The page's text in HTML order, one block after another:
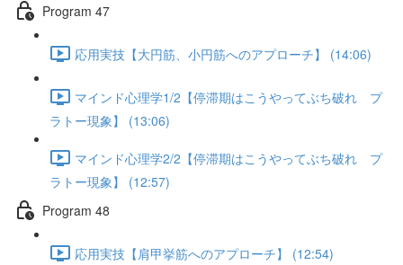
Program 47
応用実技【大円筋、小円筋へのアプローチ】 (14:06)
マインド心理学1/2【停滞期はこうやってぶち破れ プ
ラトー現象】 (13:06)
マインド心理学2/2【停滞期はこうやってぶち破れ プ
ラトー現象】 (12:57)
Program 48
応用実技【肩甲挙筋へのアプローチ】 (12:54)